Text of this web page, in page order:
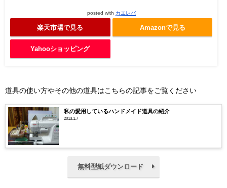
posted with カエレバ
楽天市場で見る Amazonで見る
Yahooショッピング
道具の使い方やその他の道具はこちらの記事をご覧ください
私の愛用しているハンドメイド道具の紹介
2013.1.7
無料型紙ダウンロード